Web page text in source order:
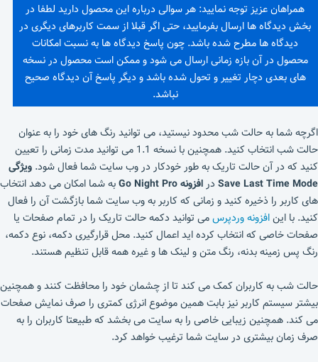
همراهان عزیز توجه نمایید: هر سوالی درباره این محصول دارید لطفا در
بخش دیدگاه ها ارسال بفرمایید، حتی اگر قبلا از سمت کاربرهای دیگری در
دیدگاه ها مطرح شده باشد. چون پاسخ دیدگاه ها به نسبت امکانات
محصول در آن بازه زمانی ارسال می شود و ممکن است محصول در نسخه
های بعدی دچار تغییر و تحول شده باشد و دیگر پاسخ آن دیدگاه صحیح
نباشد.
اگرچه شما به حالت شب محدود نیستید، می توانید رنگ های خود را به عنوان
حالت شب انتخاب کنید. همچنین با نسخه 1.1 می توانید مدت زمانی را تعیین
کنید که در آن حالت تاریک به طور خودکار در وب سایت شما فعال شود. ویژگی
Save Last Time Mode در افزونه Go Night Pro
به شما امکان می دهد انتخاب
های کاربر را ذخیره کنید و زمانی که کاربر به وب سایت شما بازگشت آن را فعال
کنید. با اینافزونه وردپرسمی توانید دکمه حالت تاریک را در تمام صفحات یا
صفحات خاصی که انتخاب کرده اید اعمال کنید. محل قرارگیری دکمه، نوع دکمه،
رنگ پس زمینه بدنه، رنگ متن و لینک ها و غیره همه قابل تنظیم هستند.
حالت شب به کاربران کمک می کند تا از چشمان خود را محافظت کنند و همچنین
بیشتر سیستم کاربر نیز بابت همین موضوع انرژی کمتری را صرف نمایش صفحات
می کند. همچنین زیبایی خاصی را به سایت می بخشد که طبیعتا کاربران را به
صرف زمان بیشتری در سایت شما ترغیب خواهد کرد.